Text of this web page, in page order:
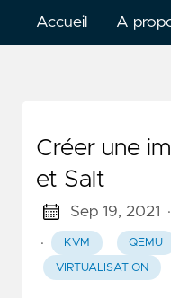
Accueil A
Créer une
et Salt
Sep 19, 2021
·
KVM QEMU
VIRTUALISATION